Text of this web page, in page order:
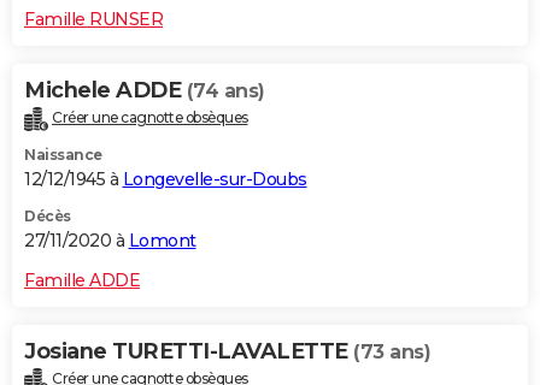
Famille RUNSER
Michele ADDE (74 ans)
Créer une cagnotte obsèques
Naissance
12/12/1945 à Longevelle-sur-Doubs
Décès
27/11/2020 à Lomont
Famille ADDE
Josiane TURETTI-LAVALETTE (73 ans)
Créer une cagnotte obsèques